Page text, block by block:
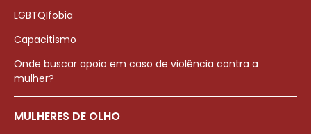
LGBTQIfobia
Capacitismo
Onde buscar apoio em caso de violência contra a
mulher?
MULHERES DE OLHO